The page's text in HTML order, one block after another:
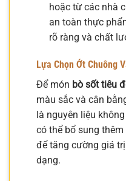
hoặc từ các nhà
an toàn thực
rõ ràng và chất
Lựa Chọn Ớt Chuông
Để món bò sốt tiêu
màu sắc và cân
là nguyên liệu
có thể bổ sung
để tăng cường giá
dạng.